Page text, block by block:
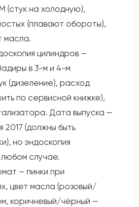
(стук на холодную),
(плавают обороты),
масла.
цилиндров —
в 3-м и 4-м
(дизеление), расход
по сервисной книжке),
Дата выпуска —
2017 (должны быть
но эндоскопия
любом случае.
— пинки при
цвет масла (розовый/
коричневый/чёрный —